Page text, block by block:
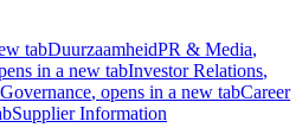
tabDuurzaamheidPR & Media,
in a new tabInvestor Relations,
, opens in a new tabCareer
Supplier Information